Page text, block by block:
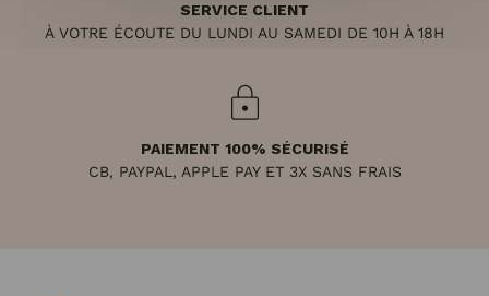
SERVICE CLIENT
À VOTRE ÉCOUTE DU LUNDI AU SAMEDI DE 10H À 18H
PAIEMENT 100% SÉCURISÉ
CB, PAYPAL, APPLE PAY ET 3X SANS FRAIS